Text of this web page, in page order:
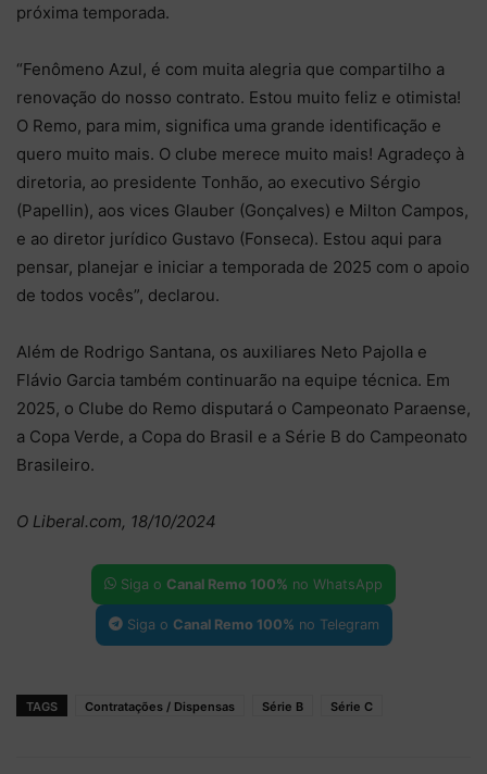
próxima temporada.
“Fenômeno Azul, é com muita alegria que compartilho a
renovação do nosso contrato. Estou muito feliz e otimista!
O Remo, para mim, significa uma grande identificação e
quero muito mais. O clube merece muito mais! Agradeço à
diretoria, ao presidente Tonhão, ao executivo Sérgio
(Papellin), aos vices Glauber (Gonçalves) e Milton Campos,
e ao diretor jurídico Gustavo (Fonseca). Estou aqui para
pensar, planejar e iniciar a temporada de 2025 com o apoio
de todos vocês”, declarou.
Além de Rodrigo Santana, os auxiliares Neto Pajolla e
Flávio Garcia também continuarão na equipe técnica. Em
2025, o Clube do Remo disputará o Campeonato Paraense,
a Copa Verde, a Copa do Brasil e a Série B do Campeonato
Brasileiro.
O Liberal.com, 18/10/2024
Siga o Canal Remo 100% no WhatsApp
Siga o Canal Remo 100% no Telegram
TAGS Contratações / Dispensas Série B Série C